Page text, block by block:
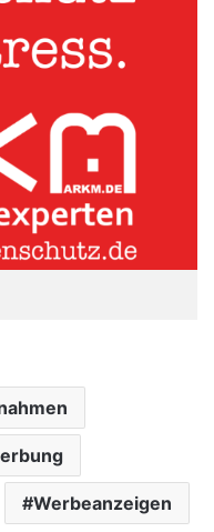
Werbeanzeigen